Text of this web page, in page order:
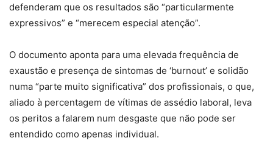
defenderam que os resultados são “particularmente
expressivos” e “merecem especial atenção”.
O documento aponta para uma elevada frequência de
exaustão e presença de sintomas de ‘burnout’ e solidão
numa “parte muito significativa” dos profissionais, o que,
aliado à percentagem de vítimas de assédio laboral, leva
os peritos a falarem num desgaste que não pode ser
entendido como apenas individual.